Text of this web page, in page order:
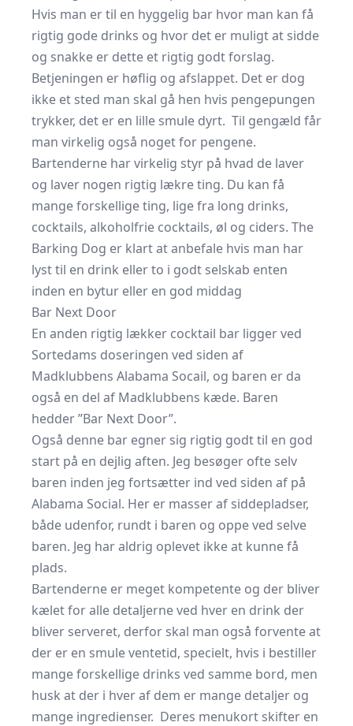
Hvis man er til en hyggelig bar hvor man kan få
rigtig gode drinks og hvor det er muligt at sidde
og snakke er dette et rigtig godt forslag.
Betjeningen er høflig og afslappet. Det er dog
ikke et sted man skal gå hen hvis pengepungen
trykker, det er en lille smule dyrt. Til gengæld får
man virkelig også noget for pengene.
Bartenderne har virkelig styr på hvad de laver
og laver nogen rigtig lækre ting. Du kan få
mange forskellige ting, lige fra long drinks,
cocktails, alkoholfrie cocktails, øl og ciders. The
Barking Dog er klart at anbefale hvis man har
lyst til en drink eller to i godt selskab enten
inden en bytur eller en god middag
Bar Next Door
En anden rigtig lækker cocktail bar ligger ved
Sortedams doseringen ved siden af
Madklubbens Alabama Socail, og baren er da
også en del af Madklubbens kæde. Baren
hedder ”Bar Next Door”.
Også denne bar egner sig rigtig godt til en god
start på en dejlig aften. Jeg besøger ofte selv
baren inden jeg fortsætter ind ved siden af på
Alabama Social. Her er masser af siddepladser,
både udenfor, rundt i baren og oppe ved selve
baren. Jeg har aldrig oplevet ikke at kunne få
plads.
Bartenderne er meget kompetente og der bliver
kælet for alle detaljerne ved hver en drink der
bliver serveret, derfor skal man også forvente at
der er en smule ventetid, specielt, hvis i bestiller
mange forskellige drinks ved samme bord, men
husk at der i hver af dem er mange detaljer og
mange ingredienser. Deres menukort skifter en